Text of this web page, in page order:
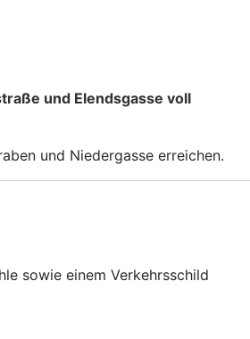
und Elendsgasse voll
und Niedergasse erreichen.
sowie einem Verkehrsschild